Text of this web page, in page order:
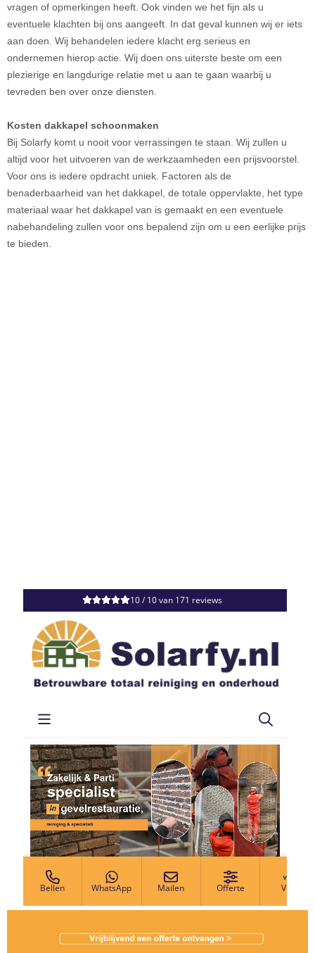
vragen of opmerkingen heeft. Ook vinden we het fijn als u
eventuele klachten bij ons aangeeft. In dat geval kunnen wij er iets
aan doen. Wij behandelen iedere klacht erg serieus en
ondernemen hierop actie. Wij doen ons uiterste beste om een
plezierige en langdurige relatie met u aan te gaan waarbij u
tevreden ben over onze diensten.
Kosten dakkapel schoonmaken
Bij Solarfy komt u nooit voor verrassingen te staan. Wij zullen u
altijd voor het uitvoeren van de werkzaamheden een prijsvoorstel.
Voor ons is iedere opdracht uniek. Factoren als de
benaderbaarheid van het dakkapel, de totale oppervlakte, het type
materiaal waar het dakkapel van is gemaakt en een eventuele
nabehandeling zullen voor ons bepalend zijn om u een eerlijke prijs
te bieden.